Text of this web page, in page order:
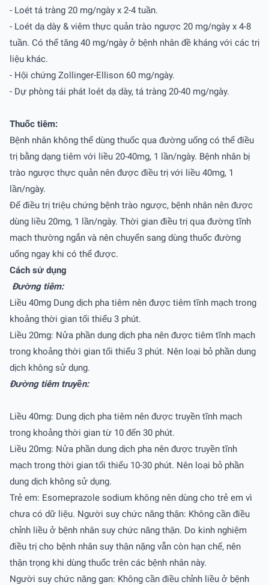
- Loét tá tràng 20 mg/ngày x 2-4 tuần.
- Loét dạ dày & viêm thực quản trào ngược 20 mg/ngày x 4-8
tuần. Có thể tăng 40 mg/ngày ở bệnh nhân đề kháng với các trị
liệu khác.
- Hội chứng Zollinger-Ellison 60 mg/ngày.
- Dự phòng tái phát loét dạ dày, tá tràng 20-40 mg/ngày.
Thuốc tiêm:
Bệnh nhân không thể dùng thuốc qua đường uống có thể điều
trị bằng dạng tiêm với liều 20-40mg, 1 lần/ngày. Bệnh nhân bị
trào ngược thực quản nên được điều trị với liều 40mg, 1
lần/ngày.
Ðể điều trị triệu chứng bệnh trào ngược, bệnh nhân nên được
dùng liều 20mg, 1 lần/ngày. Thời gian điều trị qua đường tĩnh
mạch thường ngắn và nên chuyển sang dùng thuốc đường
uống ngay khi có thể được.
Cách sử dụng
Ðường tiêm:
Liều 40mg Dung dịch pha tiêm nên được tiêm tĩnh mạch trong
khoảng thời gian tối thiểu 3 phút.
Liều 20mg: Nửa phần dung dịch pha nên được tiêm tĩnh mạch
trong khoảng thời gian tối thiểu 3 phút. Nên loại bỏ phần dung
dịch không sử dụng.
Ðường tiêm truyền:
Liều 40mg: Dung dịch pha tiêm nên được truyền tĩnh mạch
trong khoảng thời gian từ 10 đến 30 phút.
Liều 20mg: Nửa phần dung dịch pha nên được truyền tĩnh
mạch trong thời gian tối thiểu 10-30 phút. Nên loại bỏ phần
dung dịch không sử dụng.
Trẻ em: Esomeprazole sodium không nên dùng cho trẻ em vì
chưa có dữ liệu. Người suy chức năng thận: Không cần điều
chỉnh liều ở bệnh nhân suy chức năng thận. Do kinh nghiệm
điều trị cho bệnh nhân suy thận nặng vẫn còn hạn chế, nên
thận trọng khi dùng thuốc trên các bệnh nhân này.
Người suy chức năng gan: Không cần điều chỉnh liều ở bệnh